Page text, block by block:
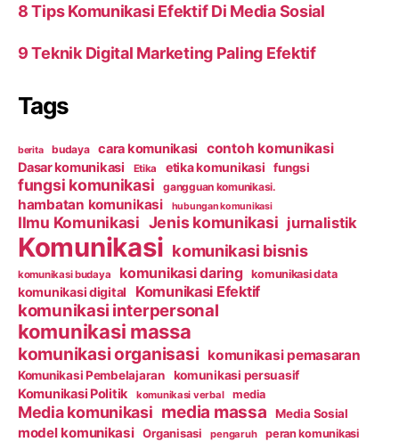
8 Tips Komunikasi Efektif Di Media Sosial
9 Teknik Digital Marketing Paling Efektif
Tags
berita budaya cara komunikasi contoh komunikasi
Dasar komunikasi Etika etika komunikasi fungsi
fungsi komunikasi gangguan komunikasi.
hambatan komunikasi hubungan komunikasi
Ilmu Komunikasi Jenis komunikasi jurnalistik
Komunikasi komunikasi bisnis
komunikasi budaya komunikasi daring komunikasi data
komunikasi digital Komunikasi Efektif
komunikasi interpersonal
komunikasi massa
komunikasi organisasi komunikasi pemasaran
Komunikasi Pembelajaran komunikasi persuasif
Komunikasi Politik komunikasi verbal media
Media komunikasi media massa Media Sosial
model komunikasi Organisasi pengaruh peran komunikasi